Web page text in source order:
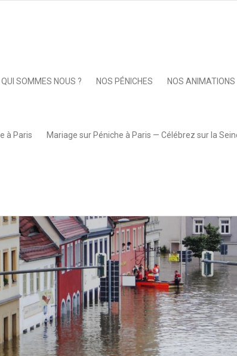
QUI SOMMES NOUS ? NOS PÉNICHES NOS ANIMATIONS
à Paris Mariage sur Péniche à Paris — Célébrez sur la